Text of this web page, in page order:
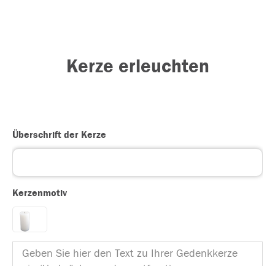
Kerze erleuchten
Überschrift der Kerze
Kerzenmotiv